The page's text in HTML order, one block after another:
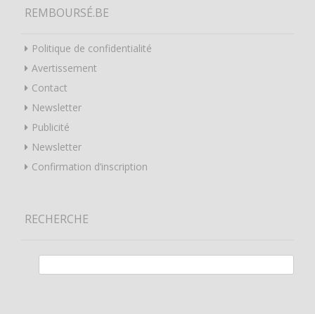
REMBOURSÉ.BE
Politique de confidentialité
Avertissement
Contact
Newsletter
Publicité
Newsletter
Confirmation d’inscription
RECHERCHE